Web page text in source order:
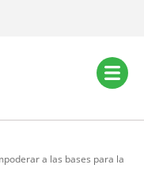
a las bases para la